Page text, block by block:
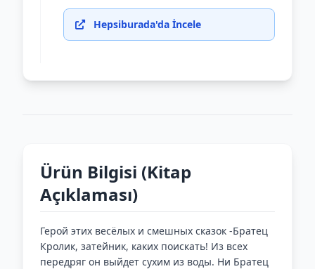
Hepsiburada'da İncele
Ürün Bilgisi (Kitap
Açıklaması)
Герой этих весёлых и смешных сказок -Братец
Кролик, затейник, каких поискать! Из всех
передряг он выйдет сухим из воды. Ни Братец